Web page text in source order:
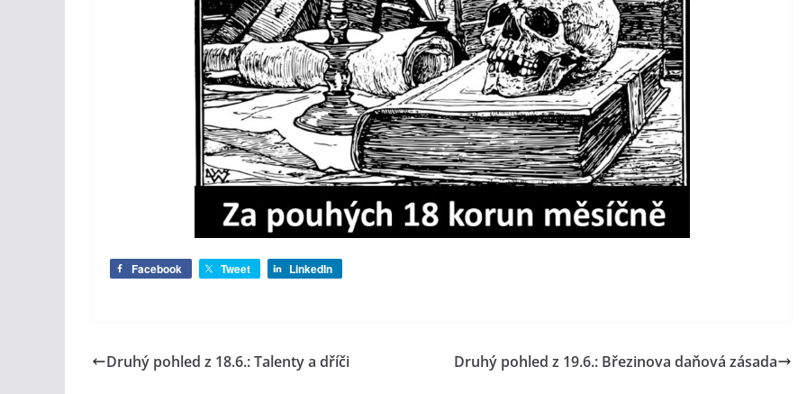
Facebook Tweet LinkedIn
Druhý pohled z 18.6.: Talenty a dříči Druhý pohled z 19.6.: Březinova daňová zásada